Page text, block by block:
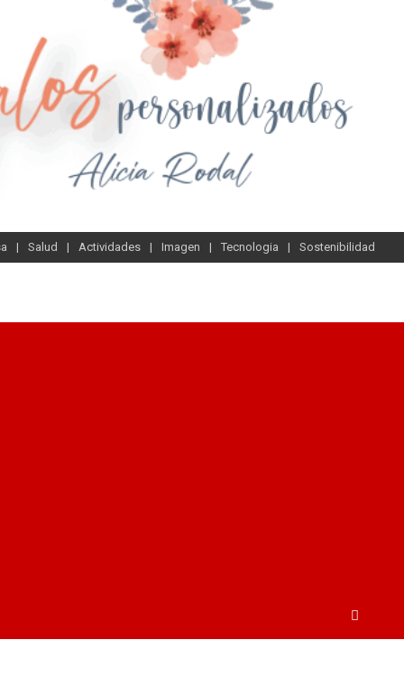
Salud Actividades Imagen Tecnologia Sostenibilidad